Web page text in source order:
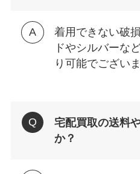
着用できない破
ドやシルバーな
り可能でございま
宅配買取の送料
か？